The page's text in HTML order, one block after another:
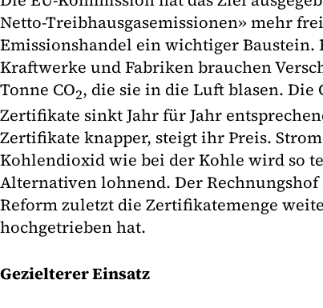
Netto-Treibhausgasemissionen» mehr
Emissionshandel ein wichtiger
Kraftwerke und Fabriken brauchen
Tonne CO2, die sie in die Luft blasen. Die
Zertifikate sinkt Jahr für Jahr
Zertifikate knapper, steigt ihr Preis.
Kohlendioxid wie bei der Kohle wird so
Alternativen lohnend. Der Rechnungshof
Reform zuletzt die Zertifikatemenge
hochgetrieben hat.
Gezielterer Einsatz